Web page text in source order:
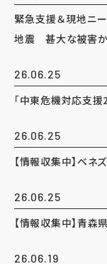
緊急支援＆現地ニ
地震 甚大な被害か
26.06.25
「中東危機対応支援
26.06.25
【情報収集中】ベネ
26.06.25
【情報収集中】青森
26.06.19